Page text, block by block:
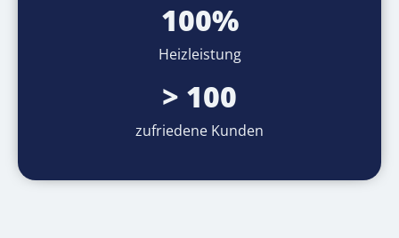
100%
Heizleistung
> 100
zufriedene Kunden